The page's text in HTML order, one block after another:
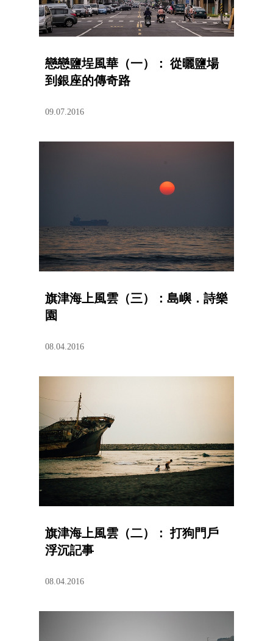
戀戀鹽埕風華（一）： 從曬鹽場
到銀座的傳奇路
09.07.2016
旗津海上風雲（三）：島嶼．詩樂
園
08.04.2016
旗津海上風雲（二）： 打狗門戶
浮沉記事
08.04.2016